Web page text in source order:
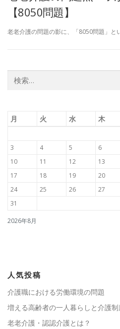
【8050問題】
老老介護の問題の影に、「8050問題」と
索:
2026年8月
月 火 水 木
3
4 5 6
10
11 12 13
17
18 19 20
24
25 26 27
31
人気投稿
介護職における労働環境の問題
増える高齢者の一人暮らしと介護
老老介護・認認介護とは？